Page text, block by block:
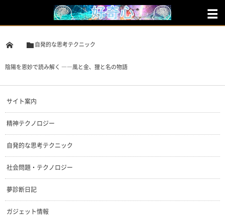
自発的な思考テクニック
陰陽を恩妙で読み解く ――風と金、狸と名の物語
サイト案内
精神テクノロジー
自発的な思考テクニック
社会問題・テクノロジー
夢診断日記
ガジェット情報